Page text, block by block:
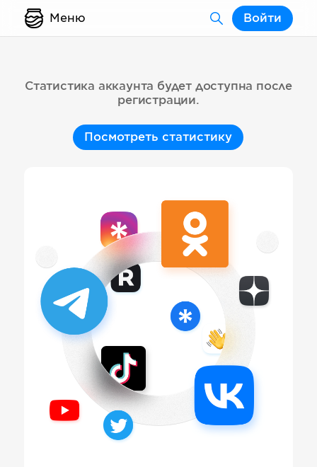
Меню Войти
Статистика аккаунта будет доступна после
регистрации.
Посмотреть статистику